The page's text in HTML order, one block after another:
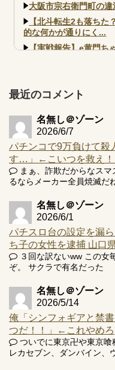
大阪市宗右衛門町の
【北斗転生2も落ち
的な何かが通りにく...
【実戦報告】e黄門ち
Powered by livedoor 相
最近のコメント
名無し＠ゾーン
2026/6/7
パチンコで9万負けて
す…」←こいつを救え！
まぁ、詐欺だからなス
るならメーカー全員焼滅だ
名無し＠ゾーン
2026/6/1
パチスロ台の設定を漏
ち子の女性を逮捕 山口
３回な訳ないww この女
ぞ。 サクラで有名だった
名無し＠ゾーン
2026/5/14
俺「シンフォギアと禁
つだ！！」←これやめろ
ついでに東京卍や東京
レカセブン、ダンバイン、